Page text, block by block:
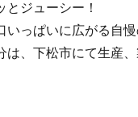
とジューシー！
いっぱいに広がる自慢
は、下松市にて生産